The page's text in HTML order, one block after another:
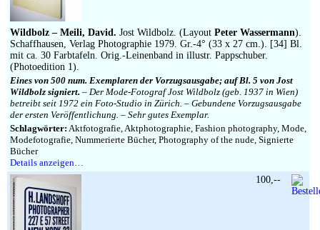
Impressum
Wildbolz – Meili, David. Jost Wildbolz. (Layout Peter Wassermann).
Schaffhausen, Verlag Photographie 1979. Gr.-4° (33 x 27 cm.). [34] Bl.
mit ca. 30 Farbtafeln. Orig.-Leinenband in illustr. Pappschuber.
(Photoedition 1).
Eines von 500 num. Exemplaren der Vorzugsausgabe; auf Bl. 5 von Jost
Wildbolz signiert. – Der Mode-Fotograf Jost Wildbolz (geb. 1937 in Wien)
betreibt seit 1972 ein Foto-Studio in Zürich. – Gebundene Vorzugsausgabe
der ersten Veröffentlichung. – Sehr gutes Exemplar.
Schlagwörter: Aktfotografie, Aktphotographie, Fashion photography, Mode,
Modefotografie, Nummerierte Bücher, Photography of the nude, Signierte
Bücher
Details anzeigen…
100,--